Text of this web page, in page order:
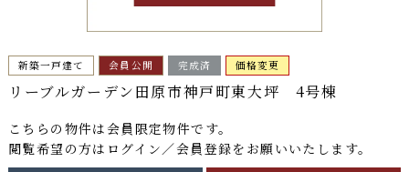
新築一戸建て 会員公開 完成済 価格変更
リーブルガーデン田原市神戸町東大坪 4号棟
こちらの物件は 会員限定物件です。
閲覧希望の方はログイン／会員登録をお願いいたします。